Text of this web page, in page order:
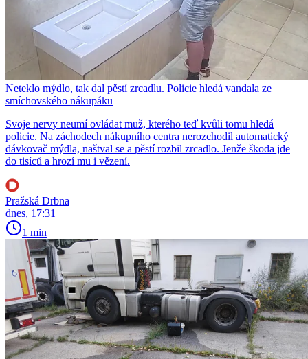
Neteklo mýdlo, tak dal pěstí zrcadlu. Policie hledá vandala ze
smíchovského nákupáku
Svoje nervy neumí ovládat muž, kterého teď kvůli tomu hledá
policie. Na záchodech nákupního centra nerozchodil automatický
dávkovač mýdla, naštval se a pěstí rozbil zrcadlo. Jenže škoda jde
do tisíců a hrozí mu i vězení.
Pražská Drbna
dnes, 17:31
1 min